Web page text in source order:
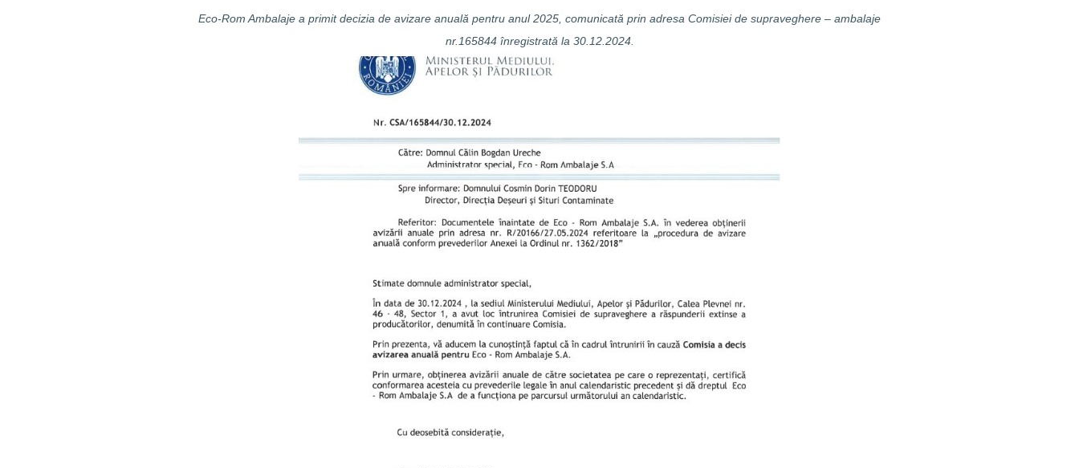
Eco-Rom Ambalaje a primit decizia de avizare anuală pentru anul 2025, comunicată prin adresa Comisiei de supraveghere – ambalaje
nr.165844 înregistrată la 30.12.2024.